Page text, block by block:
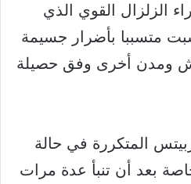
الزلزال القوي الذي
متسببا بأضرار جسيمة
ومدن أخرى وفق حصيلة
المتكررة في حالة
بعد أن تنبأ عدة مرات